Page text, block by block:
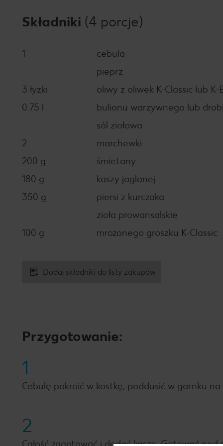
Składniki (4 porcje)
1
cebula
pieprz
3 łyżki
oliwy z oliwek K-Classic lub K-
0.75 l
bulionu warzywnego lub
sól ziołowa
2
marchewki
200 g
śmietany
180 g
kaszy jaglanej
350 g
piersi z kurczaka
zioła prowansalskie
100 g
mrożonego groszku K-Classic
Dodaj składniki do listy zakupów
Przygotowanie:
1
Cebulę pokroić w kostkę, poddusić w garnku
2